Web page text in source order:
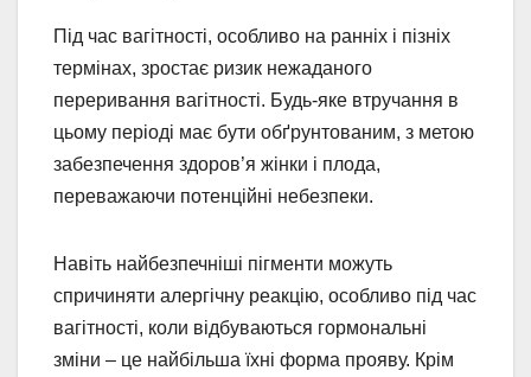
Під час вагітності, особливо на ранніх і пізніх
термінах, зростає ризик нежаданого
переривання вагітності. Будь-яке втручання в
цьому періоді має бути обґрунтованим, з метою
забезпечення здоров’я жінки і плода,
переважаючи потенційні небезпеки.
Навіть найбезпечніші пігменти можуть
спричиняти алергічну реакцію, особливо під час
вагітності, коли відбуваються гормональні
зміни – це найбільша їхні форма прояву. Крім